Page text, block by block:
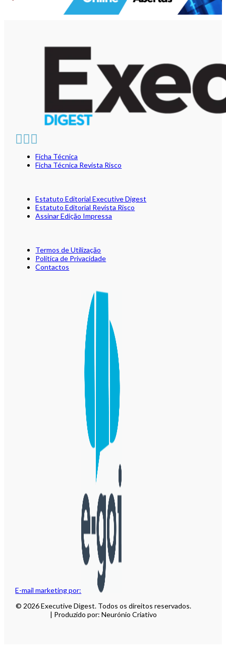
E-mail marketing por:
Ficha Técnica
Ficha Técnica Revista Risco
Estatuto Editorial Executive Digest
Estatuto Editorial Revista Risco
Assinar Edição Impressa
Termos de Utilização
Política de Privacidade
Contactos
© 2026 Executive Digest. Todos os direitos reservados.
| Produzido por: Neurónio Criativo